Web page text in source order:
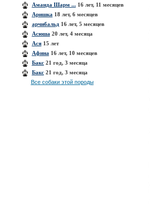
Аманда Шарм ...16 лет, 11 месяцев
Аришка 18 лет, 6 месяцев
арчибальд16 лет, 5 месяцев
Асюша 20 лет, 4 месяца
Ася15 лет
Афина 16 лет, 10 месяцев
Бакс21 год, 3 месяца
Бакс21 год, 3 месяца
Все собаки этой породы